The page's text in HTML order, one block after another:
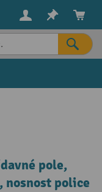
pole,
nosnost police